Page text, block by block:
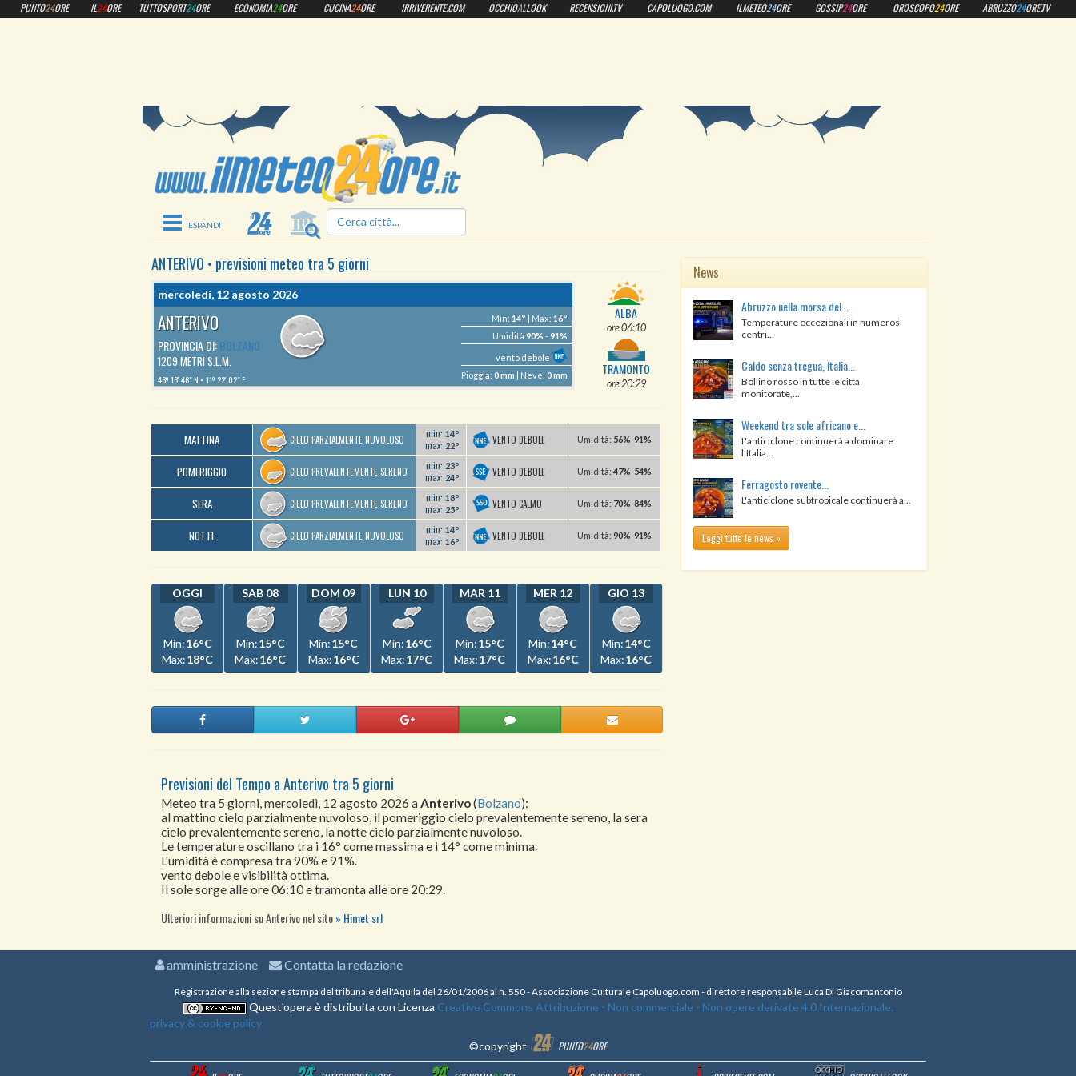
ilmeteo24ore.it
Toggle navigation
ANTERIVO • previsioni meteo tra 5 giorni
mercoledì, 12 agosto 2026
ANTERIVO
PROVINCIA DI:BOLZANO
1209 METRI S.L.M.
46º 16′ 46″ N 11º 22′ 02″ E
Min:14° | Max:16°
Umidità90%-91%
vento debole
Pioggia:0 mm | Neve:0 mm
ALBA
ore 06:10
TRAMONTO
ore 20:29
MATTINA CIELO PARZIALMENTE NUVOLOSO min: 14º
max: 22º VENTO DEBOLE Umidità: 56%-91%
POMERIGGIO CIELO PREVALENTEMENTE SERENO min: 23º
max: 24º VENTO DEBOLE Umidità: 47%-54%
SERA CIELO PREVALENTEMENTE SERENO min: 18º
max: 25º VENTO CALMO Umidità: 70%-84%
NOTTE CIELO PARZIALMENTE NUVOLOSO min: 14º
max: 16º VENTO DEBOLE Umidità: 90%-91%
OGGI
Min:16°C
Max:18°C
SAB 08
Min:15°C
Max:16°C
DOM 09
Min:15°C
Max:16°C
LUN 10
Min:16°C
Max:17°C
MAR 11
Min:15°C
Max:17°C
MER 12
Min:14°C
Max:16°C
GIO 13
Min:14°C
Max:16°C
Previsioni del Tempo a Anterivo tra 5 giorni
Meteo tra 5 giorni, mercoledì, 12 agosto 2026 a Anterivo(Bolzano):
al mattino cielo parzialmente nuvoloso, il pomeriggio cielo prevalentemente sereno, la sera
cielo prevalentemente sereno, la notte cielo parzialmente nuvoloso.
Le temperature oscillano tra i 16° come massima e i 14° come minima.
L'umidità è compresa tra 90% e 91%.
vento debole e visibilità ottima.
Il sole sorge alle ore 06:10 e tramonta alle ore 20:29.
Ulteriori informazioni su Anterivo nel sito Himet srl
News
Abruzzo nella morsa del...
Temperature eccezionali in numerosi
centri...
Caldo senza tregua, Italia...
Bollino rosso in tutte le città
monitorate,...
Weekend tra sole africano e...
L'anticiclone continuerà a dominare
l'Italia...
Ferragosto rovente...
L'anticiclone subtropicale continuerà a...
Leggi tutte le news »
PUNTO24ORE IL24ORE TUTTOSPORT24ORE ECONOMIA24ORE CUCINA24ORE IRRIVERENTE.COM OCCHIOALLOOK RECENSIONI.TV CAPOLUOGO.COM ILMETEO24ORE GOSSIP24ORE OROSCOPO24ORE ABRUZZO24ORE.TV
amministrazione Contatta la redazione
Registrazione alla sezione stampa del tribunale dell'Aquila del 26/01/2006 al n. 550 - Associazione Culturale Capoluogo.com - direttore responsabile Luca Di Giacomantonio
Quest'opera è distribuita con Licenza Creative Commons Attribuzione - Non commerciale - Non opere derivate 4.0 Internazionale.
privacy & cookie policy
©copyright
PUNTO24ORE